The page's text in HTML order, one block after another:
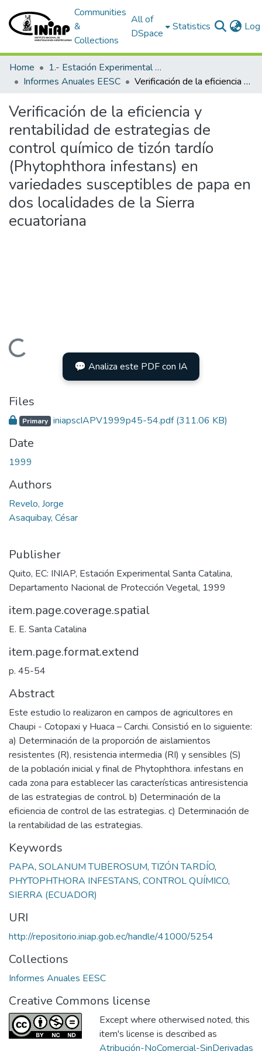
Communities
&
Collections
All of
DSpace
Statistics
Home
1.- Estación Experimental Santa Catalina
Informes Anuales EESC
Verificación de la eficiencia y rentabilidad de estrategias de control químico de tizón tardío (Phytophthora infestans) en variedades susceptibles de papa en dos localidades de la Sierra ecuatoriana
Verificación de la eficiencia y
rentabilidad de estrategias de
control químico de tizón tardío
(Phytophthora infestans) en
variedades susceptibles de papa en
dos localidades de la Sierra
ecuatoriana
Loading... 💬 Analiza este PDF con IA
Files
Primary iniapscIAPV1999p45-54.pdf(311.06 KB)
Date
1999
Authors
Revelo, Jorge
Asaquibay, César
Publisher
Quito, EC: INIAP, Estación Experimental Santa Catalina,
Departamento Nacional de Protección Vegetal, 1999
item.page.coverage.spatial
E. E. Santa Catalina
item.page.format.extend
p. 45-54
Abstract
Este estudio lo realizaron en campos de agricultores en
Chaupi - Cotopaxi y Huaca – Carchi. Consistió en lo siguiente:
a) Determinación de la proporción de aislamientos
resistentes (R), resistencia intermedia (RI) y sensibles (S)
de la población inicial y final de Phytophthora. infestans en
cada zona para establecer las características antiresistencia
de las estrategias de control. b) Determinación de la
eficiencia de control de las estrategias. c) Determinación de
la rentabilidad de las estrategias.
Keywords
PAPA, SOLANUM TUBEROSUM,TIZÓN TARDÍO,
PHYTOPHTHORA INFESTANS, CONTROL QUÍMICO,
SIERRA (ECUADOR)
URI
http://repositorio.iniap.gob.ec/handle/41000/5254
Collections
Informes Anuales EESC
Creative Commons license
Except where otherwised noted, this
item's license is described as
Atribución-NoComercial-SinDerivadas